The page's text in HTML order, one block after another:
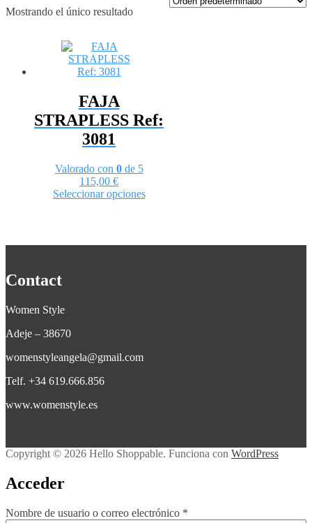
Mostrando el único resultado
FAJA
STRAPLESS Ref:
3081
Valorado con 0de 5
115,00€
Seleccionar opcionesEste
variantes.
Contact
Women Style
Adeje – 38670
womenstyleangela@gmail.com
Telf. +34 619.666.856
www.womenstyle.es
Copyright © 2026 Hello Shoppable. Funciona con WordPress
Acceder
Nombre de usuario o correo electrónico *